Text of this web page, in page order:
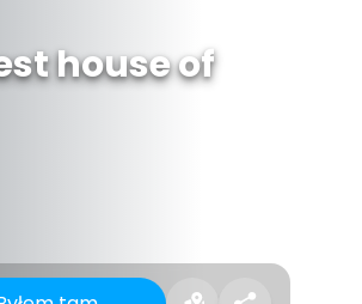
house of